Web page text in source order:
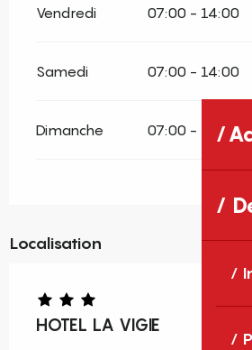
Vendredi 07:00 - 14:00
Samedi 07:00 - 14:00
Dimanche 07:00 - 14:00
Localisation
HOTEL LA VIGIE